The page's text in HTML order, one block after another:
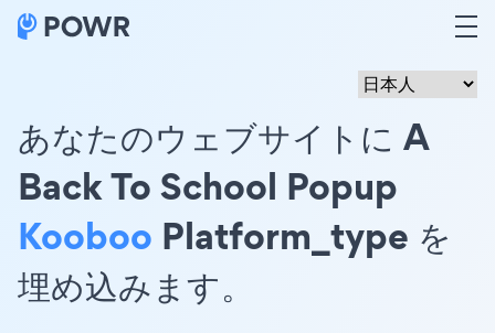
あなたのウェブサイトに A
Back To School Popup
Kooboo Platform_type を
埋め込みます。